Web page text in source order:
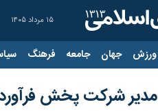
۱۵ مرداد ۱۴۰۵
ورزش جهان جامعه فرهنگ
مدیر شرکت پخش